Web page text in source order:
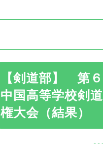
【剣道部】 第
中国高等学校剣
権大会（結果）